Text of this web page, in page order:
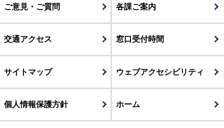
ご意見・ご質問 各課ご案内
交通アクセス 窓口受付時間
サイトマップ ウェブアクセシビリティ
個人情報保護方針 ホーム